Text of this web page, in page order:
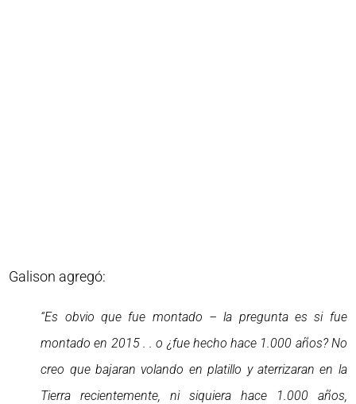
Galison agregó:
“Es obvio que fue montado – la pregunta es si fue
montado en 2015 . . o ¿fue hecho hace 1.000 años? No
creo que bajaran volando en platillo y aterrizaran en la
Tierra recientemente, ni siquiera hace 1.000 años,